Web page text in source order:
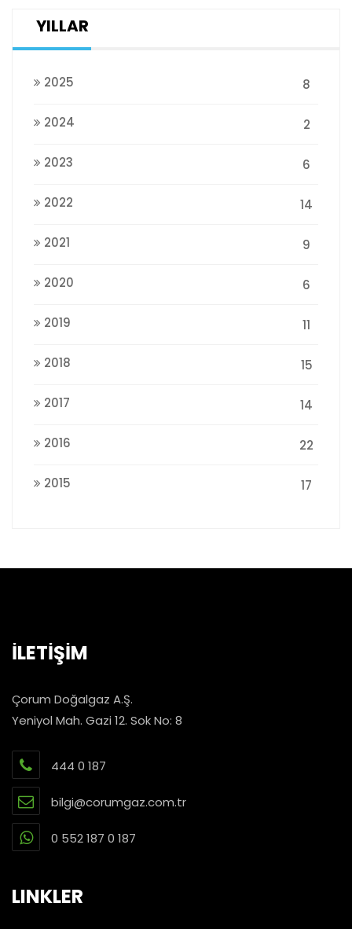
YILLAR
2025 8
2024 2
2023 6
2022 14
2021 9
2020 6
2019 11
2018 15
2017 14
2016 22
2015 17
İLETİŞİM
Çorum Doğalgaz A.Ş.
Yeniyol Mah. Gazi 12. Sok No: 8
444 0 187
bilgi@corumgaz.com.tr
0 552 187 0 187
LINKLER